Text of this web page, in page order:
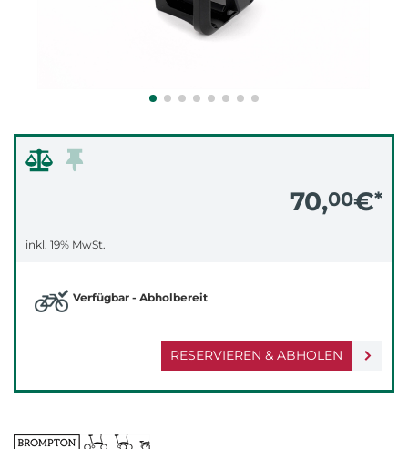
70,00€*
inkl. 19% MwSt.
RESERVIEREN & ABHOLEN
Verfügbar - Abholbereit